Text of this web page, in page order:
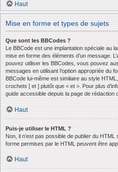
Haut
Mise en forme et types de sujets
Que sont les BBCodes ?
Le BBCode est une implantation spéciale au
mise en forme des éléments d’un message.
pouvez utiliser les BBCodes, vous pouvez
messages en utilisant l’option appropriée du
BBCode lui-même est similaire au style
crochets [ et ] plutôt que < et >. Pour plus
guide accessible depuis la page de rédaction
Haut
Puis-je utiliser le HTML ?
Non, il n’est pas possible de publier du
forme permises par le HTML peuvent être
Haut